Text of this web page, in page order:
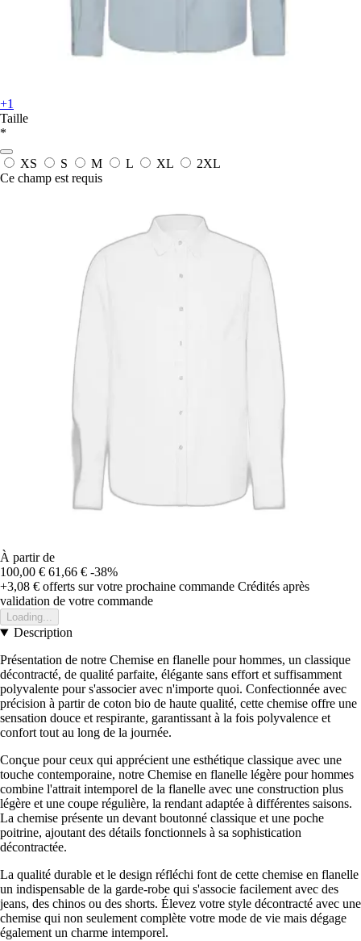
+1
Taille
*
XS S M L XL
2XL
Ce champ est requis
À partir de
100,00 € 61,66 € -38%
+3,08 € offerts sur votre prochaine commande Crédités après
validation de votre commande
Loading...
Description
Présentation de notre Chemise en flanelle pour hommes, un classique
décontracté, de qualité parfaite, élégante sans effort et suffisamment
polyvalente pour s'associer avec n'importe quoi. Confectionnée avec
précision à partir de coton bio de haute qualité, cette chemise offre une
sensation douce et respirante, garantissant à la fois polyvalence et
confort tout au long de la journée.
Conçue pour ceux qui apprécient une esthétique classique avec une
touche contemporaine, notre Chemise en flanelle légère pour hommes
combine l'attrait intemporel de la flanelle avec une construction plus
légère et une coupe régulière, la rendant adaptée à différentes saisons.
La chemise présente un devant boutonné classique et une poche
poitrine, ajoutant des détails fonctionnels à sa sophistication
décontractée.
La qualité durable et le design réfléchi font de cette chemise en flanelle
un indispensable de la garde-robe qui s'associe facilement avec des
jeans, des chinos ou des shorts. Élevez votre style décontracté avec une
chemise qui non seulement complète votre mode de vie mais dégage
également un charme intemporel.